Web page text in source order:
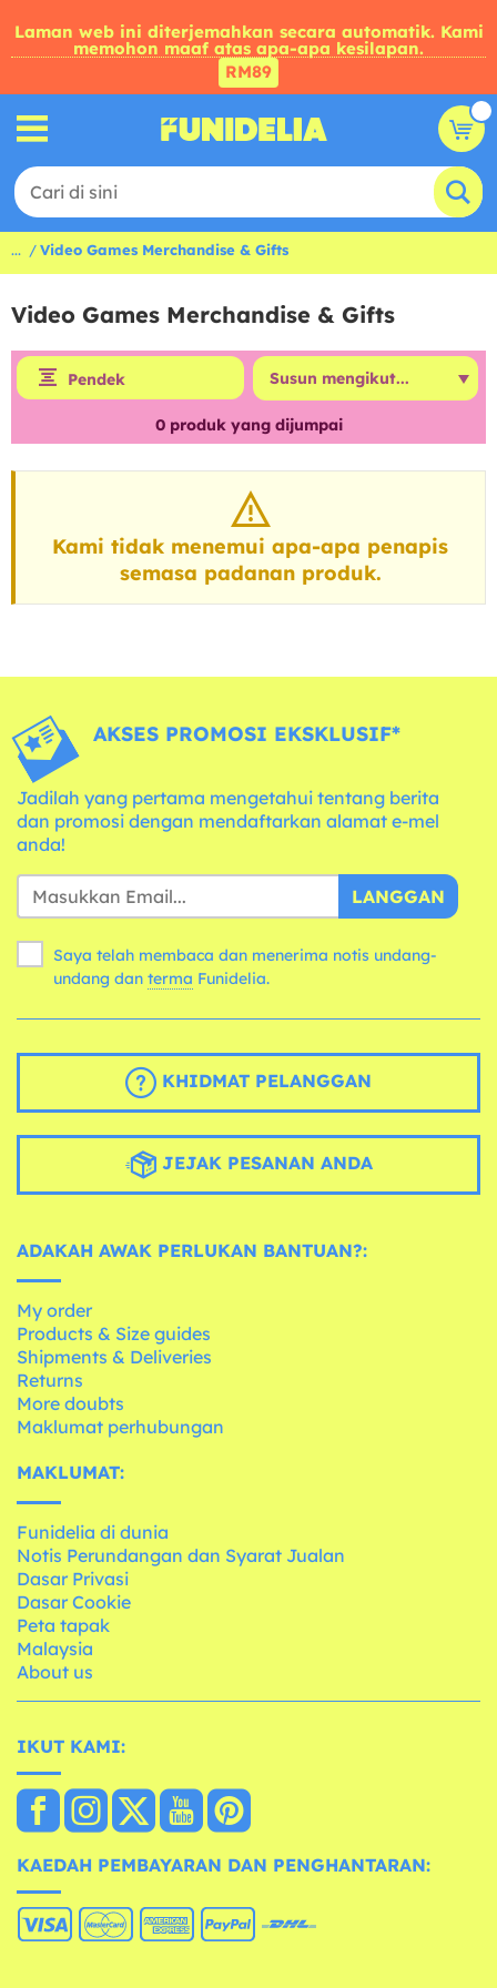
Laman web ini diterjemahkan secara automatik. Kami
memohon maaf atas apa-apa kesilapan.
RM89
... Video Games Merchandise & Gifts
Video Games Merchandise & Gifts
Pendek
0produk yang dijumpai
Kami tidak menemui apa-apa penapis
semasa padanan produk.
AKSES PROMOSI EKSKLUSIF*
Jadilah yang pertama mengetahui tentang berita
dan promosi dengan mendaftarkan alamat e-mel
anda!
LANGGAN
Saya telah membaca dan menerima notis undang-
undang dan terma Funidelia.
KHIDMAT PELANGGAN
JEJAK PESANAN ANDA
ADAKAH AWAK PERLUKAN BANTUAN?:
My order
Products & Size guides
Shipments & Deliveries
Returns
More doubts
Maklumat perhubungan
MAKLUMAT:
Funidelia di dunia
Notis Perundangan dan Syarat Jualan
Dasar Privasi
Dasar Cookie
Peta tapak
Malaysia
About us
IKUT KAMI:
KAEDAH PEMBAYARAN DAN PENGHANTARAN: